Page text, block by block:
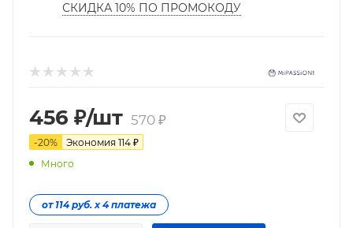
СКИДКА 10% ПО ПРОМОКОДУ
456 ₽/шт 570₽
-20% Экономия 114 ₽
Много
от 114 руб. х 4 платежа